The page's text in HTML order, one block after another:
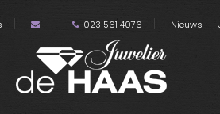
023 561 4076 Nieuws